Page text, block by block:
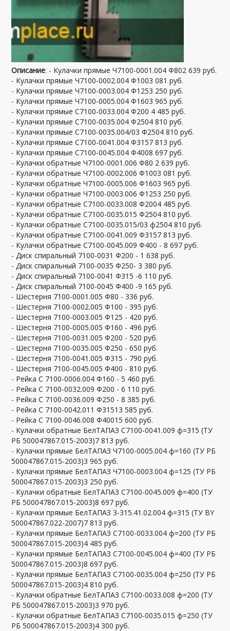
Описание: - Кулачки прямые Ч7100-0001.004 Ф802 639 руб.
- Кулачки прямые Ч7100-0002.004 Ф1003 081 руб.
- Кулачки прямые Ч7100-0003.004 Ф1253 250 руб.
- Кулачки прямые Ч7100-0005.004 Ф1603 965 руб.
- Кулачки прямые С7100-0033.004 Ф200 4 485 руб.
- Кулачки прямые С7100-0035.004 Ф2504 810 руб.
- Кулачки прямые С7100-0035.004/03 Ф2504 810 руб.
- Кулачки прямые С7100-0041.004 Ф3157 813 руб.
- Кулачки прямые С7100-0045.004 Ф4008 697 руб.
- Кулачки обратные Ч7100-0001.006 Ф80 2 639 руб.
- Кулачки обратные Ч7100-0002.006 Ф1003 081 руб.
- Кулачки обратные Ч7100-0005.006 Ф1603 965 руб.
- Кулачки обратные Ч7100-0003.006 Ф1253 250 руб.
- Кулачки обратные С7100-0033.008 Ф2004 485 руб.
- Кулачки обратные С7100-0035.015 Ф2504 810 руб.
- Кулачки обратные С7100-0035.015/03 ф2504 810 руб.
- Кулачки обратные С7100-0041.009 Ф3157 813 руб.
- Кулачки обратные С7100-0045.009 Ф400 - 8 697 руб.
- Диск спиральный 7100-0031 Ф200 - 1 638 руб.
- Диск спиральный 7100-0035 Ф250- 3 380 руб.
- Диск спиральный 7100-0041 Ф315 -6 110 руб.
- Диск спиральный 7100-0045 Ф400 -9 165 руб.
- Шестерня 7100-0001.005 Ф80 - 336 руб.
- Шестерня 7100-0002.005 Ф100 - 395 руб.
- Шестерня 7100-0003.005 Ф125 - 420 руб.
- Шестерня 7100-0005.005 Ф160 - 496 руб.
- Шестерня 7100-0031.005 Ф200 - 520 руб.
- Шестерня 7100-0035.005 Ф250 - 650 руб.
- Шестерня 7100-0041.005 Ф315 - 790 руб.
- Шестерня 7100-0045.005 Ф400 - 810 руб.
- Рейка С 7100-0006.004 Ф160 - 5 460 руб.
- Рейка С 7100-0032.009 Ф200 - 6 110 руб.
- Рейка С 7100-0036.009 Ф250 - 8 385 руб.
- Рейка С 7100-0042.011 Ф31513 585 руб.
- Рейка С 7100-0046.008 Ф40015 600 руб.
- Кулачки обратные БелТАПАЗ С7100-0041.009 ф=315 (ТУ
РБ 500047867.015-2003)7 813 руб.
- Кулачки прямые БелТАПАЗ Ч7100-0005.004 ф=160 (ТУ РБ
500047867.015-2003)3 965 руб.
- Кулачки прямые БелТАПАЗ Ч7100-0003.004 ф=125 (ТУ РБ
500047867.015-2003)3 250 руб.
- Кулачки обратные БелТАПАЗ С7100-0045.009 ф=400 (ТУ
РБ 500047867.015-2003)8 697 руб.
- Кулачки прямые БелТАПАЗ 3-315.41.02.004 ф=315 (ТУ BY
500047867.022-2007)7 813 руб.
- Кулачки прямые БелТАПАЗ С7100-0033.004 ф=200 (ТУ РБ
500047867.015-2003)4 485 руб.
- Кулачки прямые БелТАПАЗ С7100-0045.004 ф=400 (ТУ РБ
500047867.015-2003)8 697 руб.
- Кулачки прямые БелТАПАЗ С7100-0035.004 ф=250 (ТУ РБ
500047867.015-2003)4 810 руб.
- Кулачки обратные БелТАПАЗ С7100-0033.008 ф=200 (ТУ
РБ 500047867.015-2003)3 970 руб.
- Кулачки обратные БелТАПАЗ С7100-0035.015 ф=250 (ТУ
РБ 500047867.015-2003)4 300 руб.